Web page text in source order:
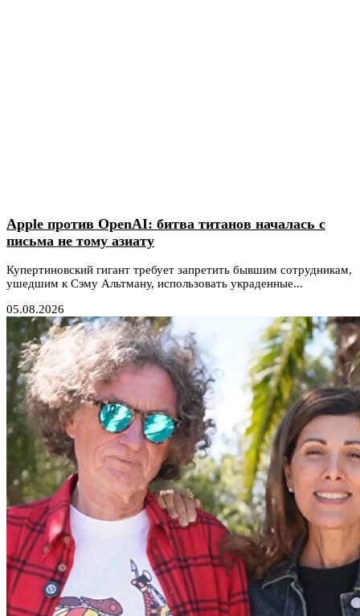
Apple против OpenAI: битва титанов началась с
письма не тому азиату
Купертиновский гигант требует запретить бывшим сотрудникам,
ушедшим к Сэму Альтману, использовать украденные...
05.08.2026